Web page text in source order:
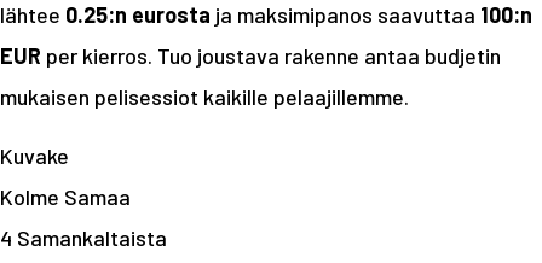
lähtee 0.25:n eurosta ja maksimipanos saavuttaa 100:n
EUR per kierros. Tuo joustava rakenne antaa budjetin
mukaisen pelisessiot kaikille pelaajillemme.
Kuvake
Kolme Samaa
4 Samankaltaista